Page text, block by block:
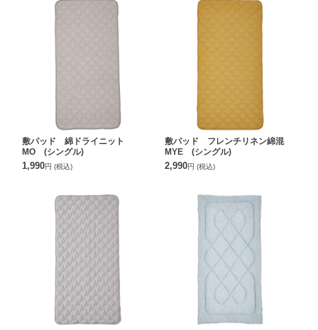
敷パッド 綿ドライニット
MO (シングル)
1,990円 (税込)
敷パッド フレンチリネン綿混
MYE (シングル)
2,990円 (税込)